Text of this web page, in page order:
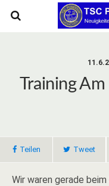
Training
Teilen Tweet
Wir waren gerade